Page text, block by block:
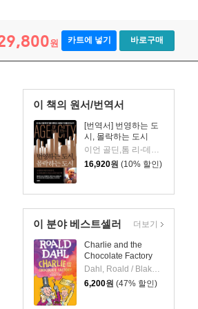
원 카트에 넣기 바로구매
이 책의 원서/번역서
[번역서] 번영하는 도
시, 몰락하는 도시
이언 골딘,톰 리-데블린 저/김영선 역
16,920원 (10% 할인)
이 분야 베스트셀러
Charlie and the
Chocolate Factory
Dahl, Roald / Blake, Quentin
6,200원 (47% 할인)
더보기